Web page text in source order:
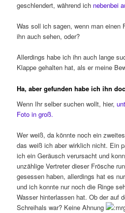
geschlendert, während ich nebenbei
Was soll ich sagen, wenn man einen
ihn auch sehen, oder?
Allerdings habe ich ihn auch lange
Klappe gehalten hat, als er meine
Ha, aber gefunden habe ich ihn
Wenn Ihr selber suchen wollt, hier,
Foto in groß.
Wer weiß, da könnte noch ein
das weiß ich aber wirklich nicht. Ein
ich ein Geräusch verursacht und
unzählige Vertreter dieser Frösche
gesessen haben, allerdings hat es
und ich konnte nur noch die Ringe
Wasser hinterlassen hat. Ob der auf
Schreihals war? Keine Ahnung